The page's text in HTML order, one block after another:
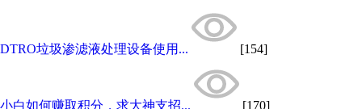
DTRO垃圾渗滤液处理设备使用... [154]
小白如何赚取积分，求大神支招... [170]